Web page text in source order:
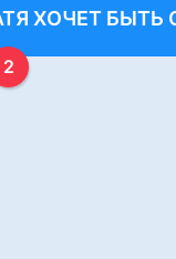
ХОЧЕТ
2